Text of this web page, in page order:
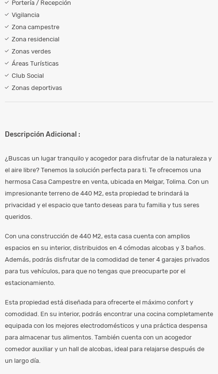
Portería / Recepción
Vigilancia
Zona campestre
Zona residencial
Zonas verdes
Áreas Turísticas
Club Social
Zonas deportivas
Descripción Adicional :
¿Buscas un lugar tranquilo y acogedor para disfrutar de la naturaleza y
el aire libre? Tenemos la solución perfecta para ti. Te ofrecemos una
hermosa Casa Campestre en venta, ubicada en Melgar, Tolima. Con un
impresionante terreno de 440 M2, esta propiedad te brindará la
privacidad y el espacio que tanto deseas para tu familia y tus seres
queridos.
Con una construcción de 440 M2, esta casa cuenta con amplios
espacios en su interior, distribuidos en 4 cómodas alcobas y 3 baños.
Además, podrás disfrutar de la comodidad de tener 4 garajes privados
para tus vehículos, para que no tengas que preocuparte por el
estacionamiento.
Esta propiedad está diseñada para ofrecerte el máximo confort y
comodidad. En su interior, podrás encontrar una cocina completamente
equipada con los mejores electrodomésticos y una práctica despensa
para almacenar tus alimentos. También cuenta con un acogedor
comedor auxiliar y un hall de alcobas, ideal para relajarse después de
un largo día.